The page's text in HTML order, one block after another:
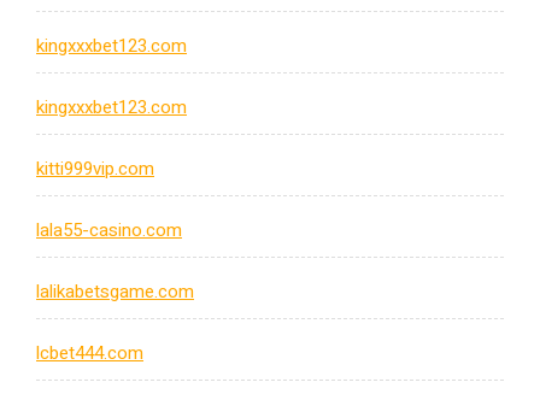
kingxxxbet123.com
kingxxxbet123.com
kitti999vip.com
lala55-casino.com
lalikabetsgame.com
lcbet444.com